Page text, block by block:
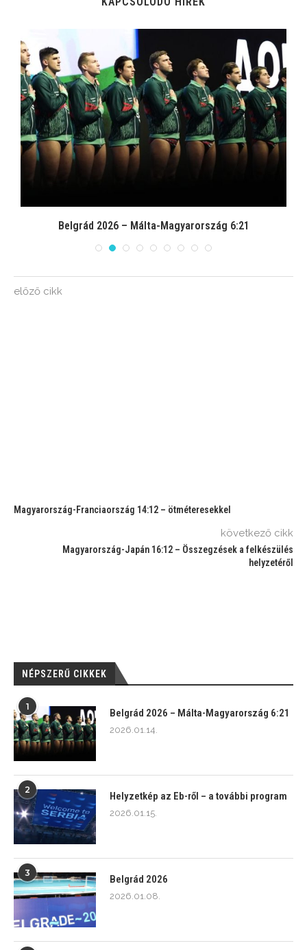
Belgrád 2026 – Málta-Magyarország 6:21
előző cikk
Magyarország-Franciaország 14:12 – ötméteresekkel
következő cikk
Magyarország-Japán 16:12 – Összegzések a felkészülés
helyzetéről
NÉPSZERŰ CIKKEK
1
Belgrád 2026 – Málta-Magyarország 6:21
2026.01.14.
2
Helyzetkép az Eb-ről – a további program
2026.01.15.
3
Belgrád 2026
2026.01.08.